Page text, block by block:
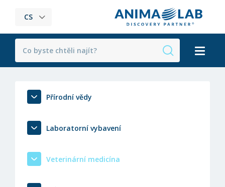
CS
Přírodní vědy
Laboratorní vybavení
Veterinární medicína